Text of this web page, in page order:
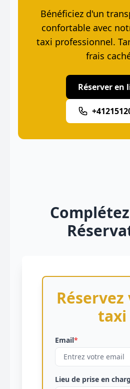
Bénéficiez d'un
confortable avec
taxi professionnel.
frais
Réserver en
taxi
Email*
Lieu de prise en